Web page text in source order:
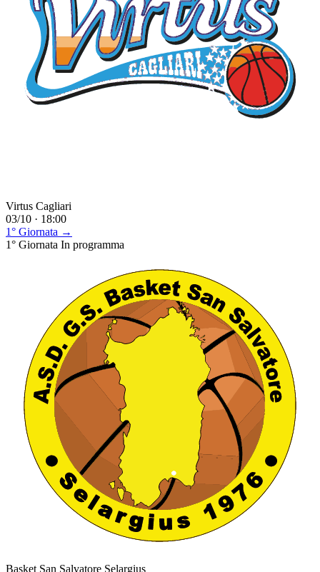
Virtus Cagliari
03/10 · 18:00
1° Giornata →
1° Giornata In programma
Basket San Salvatore Selargius